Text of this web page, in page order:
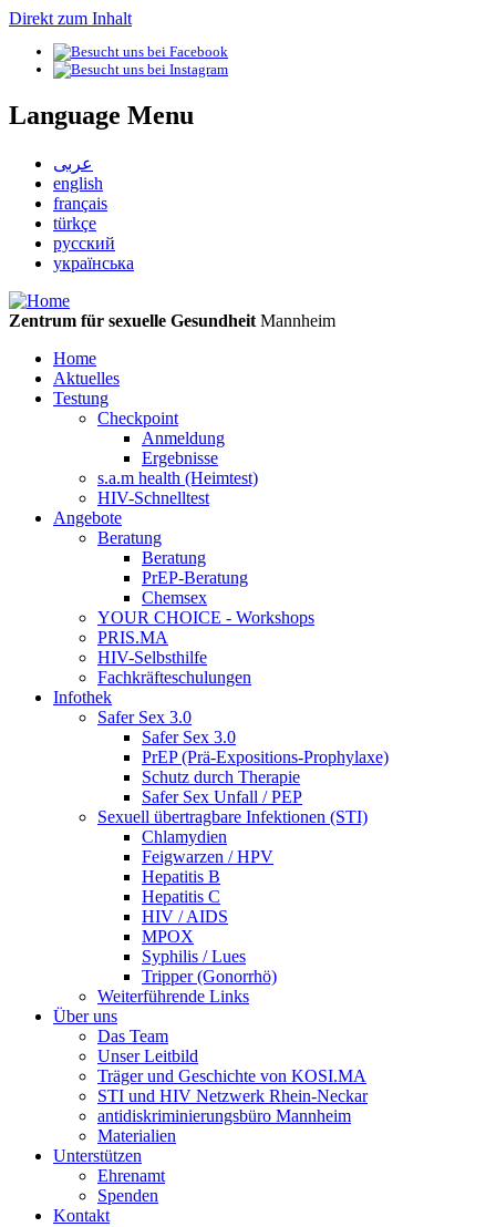
Direkt zum Inhalt
Language Menu
عربى
english
français
türkçe
русский
українська
Zentrum für sexuelle Gesundheit Mannheim
Home
Aktuelles
Testung
Checkpoint
Anmeldung
Ergebnisse
s.a.m health (Heimtest)
HIV-Schnelltest
Angebote
Beratung
Beratung
PrEP-Beratung
Chemsex
YOUR CHOICE - Workshops
PRIS.MA
HIV-Selbsthilfe
Fachkräfteschulungen
Infothek
Safer Sex 3.0
Safer Sex 3.0
PrEP (Prä-Expositions-Prophylaxe)
Schutz durch Therapie
Safer Sex Unfall / PEP
Sexuell übertragbare Infektionen (STI)
Chlamydien
Feigwarzen / HPV
Hepatitis B
Hepatitis C
HIV / AIDS
MPOX
Syphilis / Lues
Tripper (Gonorrhö)
Weiterführende Links
Über uns
Das Team
Unser Leitbild
Träger und Geschichte von KOSI.MA
STI und HIV Netzwerk Rhein-Neckar
antidiskriminierungsbüro Mannheim
Materialien
Unterstützen
Ehrenamt
Spenden
Kontakt